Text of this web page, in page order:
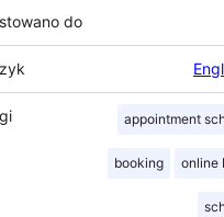
do
appointment
booking online